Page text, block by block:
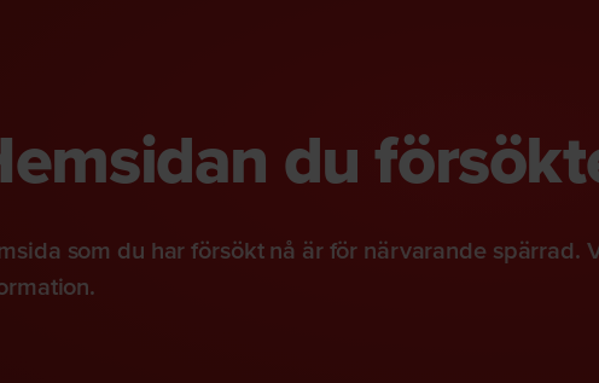
du
som du har försökt nå är för närvarande spärrad.